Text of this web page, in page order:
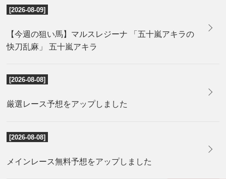
[2026-08-09]
【今週の狙い馬】マルスレジーナ 「五十嵐アキラの
快刀乱麻」 五十嵐アキラ
[2026-08-08]
厳選レース予想をアップしました
[2026-08-08]
メインレース無料予想をアップしました